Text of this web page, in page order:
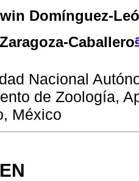
Domínguez-
Caballero
Nacional
de Zoología,
México